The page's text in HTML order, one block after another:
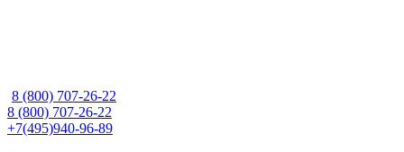
8 (800) 707-26-22
8 (800) 707-26-22
+7(495)940-96-89